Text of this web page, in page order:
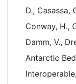
D., Casassa,
Conway, H.,
Damm, V.,
Antarctic